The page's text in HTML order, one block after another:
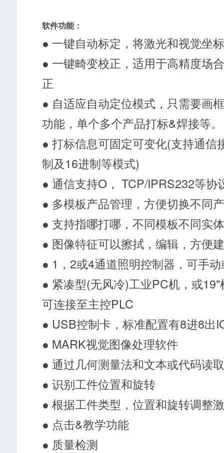
软件功能：
● 一键自动标定，将激光和视觉坐
● 一键畸变校正，适用于高精度场
正
● 自适应自动定位模式，只需要画
功能，单个多个产品打标&焊接等。
● 打标信息可固定可变化(支持通信
制及16进制等模式)
● 通信支持O， TCP/IPRS232等协
● 多模板产品管理，方便切换不同
● 支持指哪打哪，不同模板不同实
● 图像特征可以擦拭，编辑，方便
● 1，2或4通道照明控制器，可手
● 紧凑型(无风冷)工业PC机，或
可连接至主控PLC
● USB控制卡，标准配置有8进8出
● MARK视觉图像处理软件
● 通过几何测量法和文本或代码读
● 识别工件位置和旋转
● 根据工件类型，位置和旋转调整
● 点击&教学功能
● 质量检测